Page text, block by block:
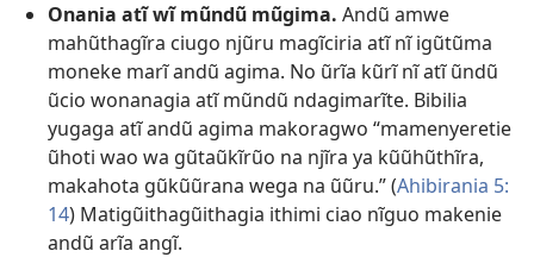
Onania atĩ wĩ mũndũ mũgima. Andũ amwe
mahũthagĩra ciugo njũru magĩciria atĩ nĩ igũtũma
moneke marĩ andũ agima. No ũrĩa kũrĩ nĩ atĩ ũndũ
ũcio wonanagia atĩ mũndũ ndagimarĩte. Bibilia
yugaga atĩ andũ agima makoragwo “mamenyeretie
ũhoti wao wa gũtaũkĩrũo na njĩra ya kũũhũthĩra,
makahota gũkũũrana wega na ũũru.” (Ahibirania 5:​
14) Matigũithagũithagia ithimi ciao nĩguo makenie
andũ arĩa angĩ.